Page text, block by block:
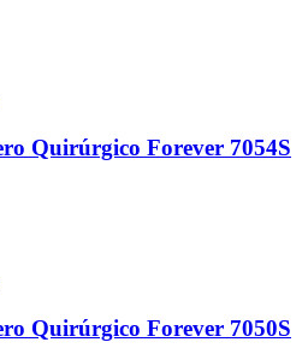
Quirúrgico Forever 7054S
Quirúrgico Forever 7050S